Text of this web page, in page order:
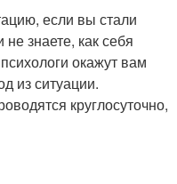
если вы стали
знаете, как себя
окажут вам
из ситуации.
круглосуточно,